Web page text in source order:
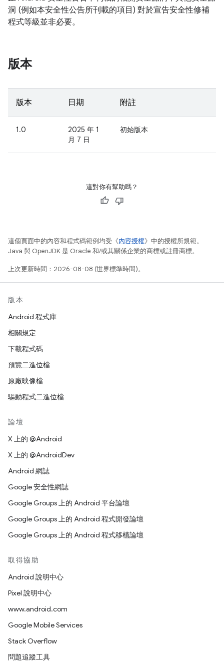
洞 (例如本安全性公告所刊載的項目) 對於宣告安全性修補
程式等級並非必要。
版本
版本 日期 附註
1.0
2025 年 1
月 7 日
初始版本
這對你有幫助嗎？
這個頁面中的內容和程式碼範例均受《內容授權》中的授權所規範。
Java 與 OpenJDK 是 Oracle 和/或其關係企業的商標或註冊商標。
上次更新時間：2026-08-08 (世界標準時間)。
版本
Android 程式庫
相關規定
下載程式碼
預覽二進位檔
原廠映像檔
驅動程式二進位檔
論壇
X 上的 @Android
X 上的 @AndroidDev
Android 網誌
Google 安全性網誌
Google Groups 上的 Android 平台論壇
Google Groups 上的 Android 程式開發論壇
Google Groups 上的 Android 程式移植論壇
取得協助
Android 說明中心
Pixel 說明中心
www.android.com
Google Mobile Services
Stack Overflow
問題追蹤工具